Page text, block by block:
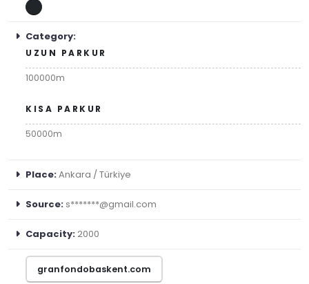
Category:
UZUN PARKUR
100000m
KISA PARKUR
50000m
Place:Ankara / Türkiye
Source: s*******@gmail.com
Capacity:2000
granfondobaskent.com